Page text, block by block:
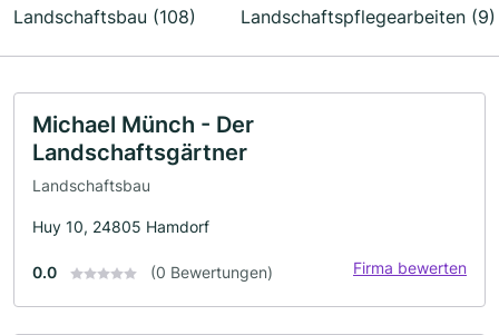
Landschaftsbau (108) Landschaftspflegearbeiten (9)
Michael Münch - Der
Landschaftsgärtner
Landschaftsbau
Huy 10, 24805 Hamdorf
0.0 (0 Bewertungen) Firma bewerten